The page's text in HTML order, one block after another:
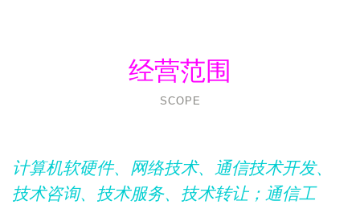
经营范围
SCOPE
计算机软硬件、网络技术、通信技术开发、
技术咨询、技术服务、技术转让；通信工